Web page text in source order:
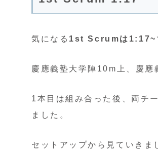
気になる 1st Scrumは1:17~
慶應義塾大学陣10m上、慶應
1本目は組み合った後、両チ
ました。
セットアップから見ていきま